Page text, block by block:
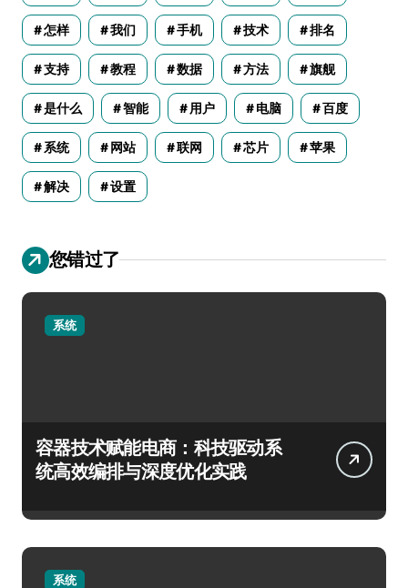
怎样 我们 手机 技术 排名
支持 教程 数据 方法 旗舰
是什么 智能 用户 电脑 百度
系统 网站 联网 芯片 苹果
解决 设置
您错过了
系统
容器技术赋能电商：科技驱动系
统高效编排与深度优化实践
系统